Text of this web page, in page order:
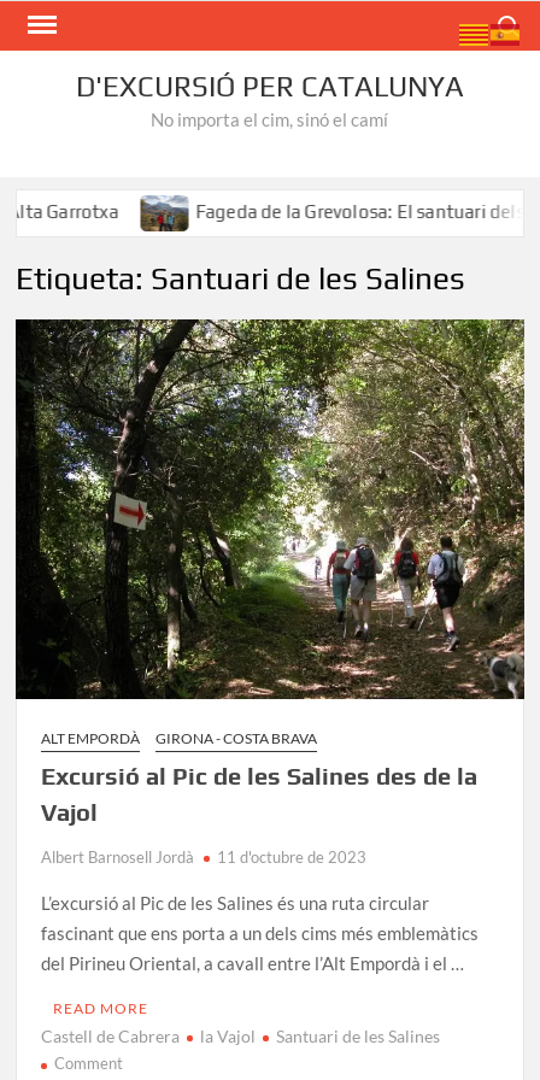
Skip
D'EXCURSIÓ PER CATALUNYA
No importa el cim, sinó el camí
Fageda de la Grevolosa: El santuari dels
Etiqueta: Santuari de les Salines
ALT EMPORDÀ GIRONA - COSTA BRAVA
Excursió al Pic de les Salines des de la
Vajol
Albert Barnosell Jordà 11 d'octubre de 2023
L’excursió al Pic de les Salines és una ruta circular
fascinant que ens porta a un dels cims més emblemàtics
del Pirineu Oriental, a cavall entre l’Alt Empordà i el …
READ MORE
Castell de Cabrera la Vajol Santuari de les Salines
Commenton